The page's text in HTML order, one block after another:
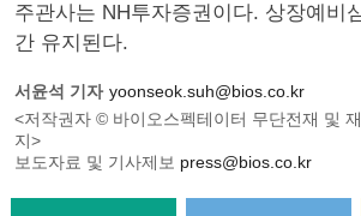
주관사는 NH투자증권이다. 상장예비
간 유지된다.
서윤석 기자 yoonseok.suh@bios.co.kr
<저작권자 © 바이오스펙테이터 무단전재 및
지>
보도자료 및 기사제보 press@bios.co.kr